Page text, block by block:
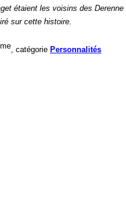
étaient les voisins des Derenne
sur cette histoire.
, catégorie Personnalités